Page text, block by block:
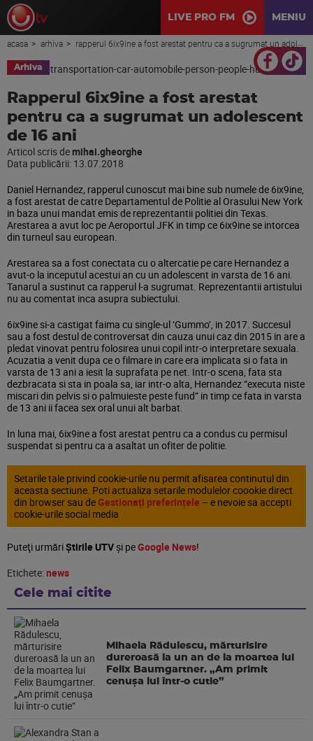
LIVE PRO FM MENIU
acasa arhiva rapperul 6ix9ine a fost arestat pentru ca a sugrumat un adolescent de 16 ani
Arhiva
Rapperul 6ix9ine a fost arestat
pentru ca a sugrumat un adolescent
de 16 ani
Articol scris demihai.gheorghe
Data publicării: 13.07.2018
Daniel Hernandez, rapperul cunoscut mai bine sub numele de 6ix9ine,
a fost arestat de catre Departamentul de Politie al Orasului New York
in baza unui mandat emis de reprezentantii politiei din Texas.
Arestarea a avut loc pe Aeroportul JFK in timp ce 6ix9ine se intorcea
din turneul sau european.
Arestarea sa a fost conectata cu o altercatie pe care Hernandez a
avut-o la inceputul acestui an cu un adolescent in varsta de 16 ani.
Tanarul a sustinut ca rapperul l-a sugrumat. Reprezentantii artistului
nu au comentat inca asupra subiectului.
6ix9ine si-a castigat faima cu single-ul ‘Gummo’, in 2017. Succesul
sau a fost destul de controversat din cauza unui caz din 2015 in are a
pledat vinovat pentru folosirea unui copil intr-o interpretare sexuala.
Acuzatia a venit dupa ce o filmare in care era implicata si o fata in
varsta de 13 ani a iesit la suprafata pe net. Intr-o scena, fata sta
dezbracata si sta in poala sa, iar intr-o alta, Hernandez “executa niste
miscari din pelvis si o palmuieste peste fund” in timp ce fata in varsta
de 13 ani ii facea sex oral unui alt barbat.
In luna mai, 6ix9ine a fost arestat pentru ca a condus cu permisul
suspendat si pentru ca a asaltat un ofiter de politie.
Setarile tale privind cookie-urile nu permit afisarea continutul din
aceasta sectiune. Poti actualiza setarile modulelor coookie direct
din browser sau de Gestionați preferințele – e nevoie sa accepti
cookie-urile social media
Puteţi urmăriȘtirile UTVşi peGoogle News!
Etichete:news
Cele mai citite
Mihaela Rădulescu, mărturisire
dureroasă la un an de la moartea lui
Felix Baumgartner. „Am primit
cenușa lui într-o cutie”